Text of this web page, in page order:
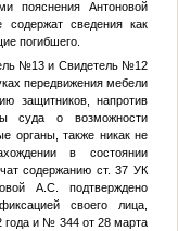
пояснения Антоновой
содержат сведения как
погибшего.
№13 и Свидетель №12
передвижения мебели
защитников, напротив
суда о возможности
органы, также никак не
в состоянии
содержанию ст. 37 УК
А.С. подтверждено
своего лица,
года и № 344 от 28 марта